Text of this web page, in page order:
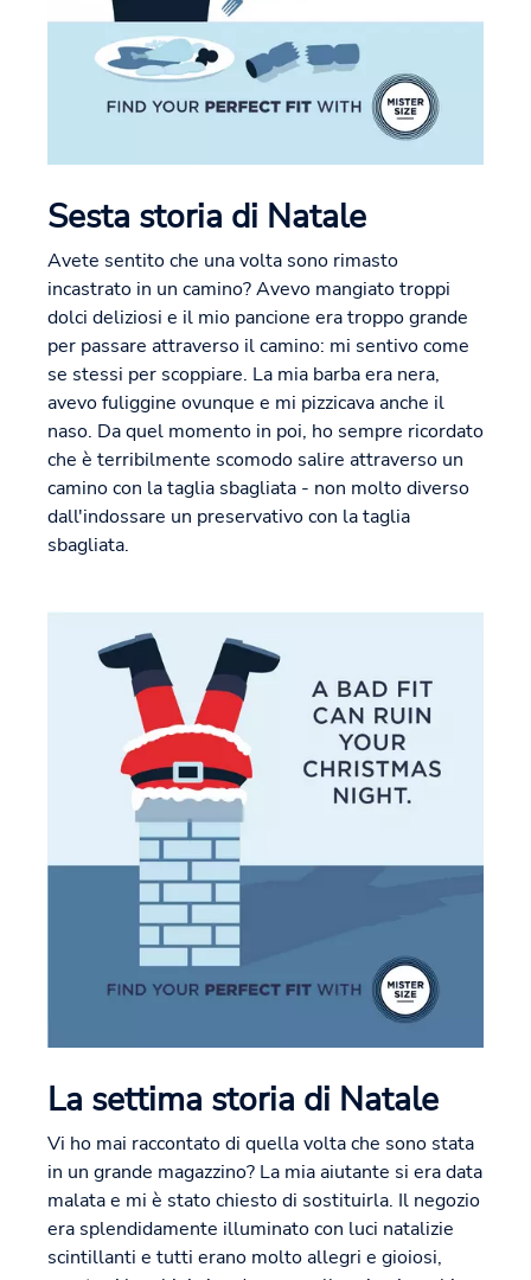
Sesta storia di Natale
Avete sentito che una volta sono rimasto
incastrato in un camino? Avevo mangiato troppi
dolci deliziosi e il mio pancione era troppo grande
per passare attraverso il camino: mi sentivo come
se stessi per scoppiare. La mia barba era nera,
avevo fuliggine ovunque e mi pizzicava anche il
naso. Da quel momento in poi, ho sempre ricordato
che è terribilmente scomodo salire attraverso un
camino con la taglia sbagliata - non molto diverso
dall'indossare un preservativo con la taglia
sbagliata.
La settima storia di Natale
Vi ho mai raccontato di quella volta che sono stata
in un grande magazzino? La mia aiutante si era data
malata e mi è stato chiesto di sostituirla. Il negozio
era splendidamente illuminato con luci natalizie
scintillanti e tutti erano molto allegri e gioiosi,